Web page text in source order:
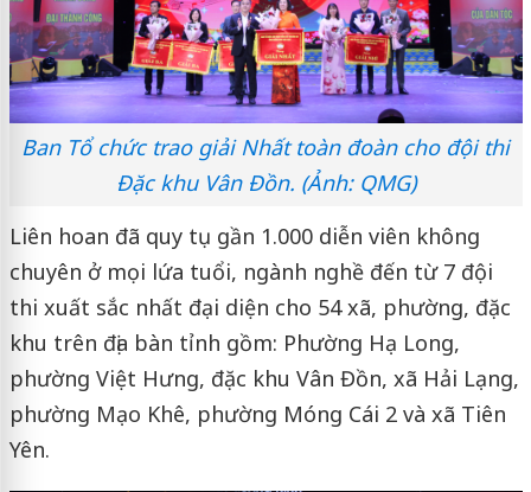
Ban Tổ chức trao giải Nhất toàn đoàn cho đội thi
Đặc khu Vân Đồn. (Ảnh: QMG)
Liên hoan đã quy tụ gần 1.000 diễn viên không
chuyên ở mọi lứa tuổi, ngành nghề đến từ 7 đội
thi xuất sắc nhất đại diện cho 54 xã, phường, đặc
khu trên địa bàn tỉnh gồm: Phường Hạ Long,
phường Việt Hưng, đặc khu Vân Đồn, xã Hải Lạng,
phường Mạo Khê, phường Móng Cái 2 và xã Tiên
Yên.